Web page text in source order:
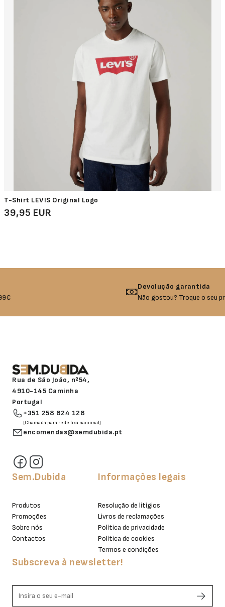
T-Shirt LEVIS Original Logo
39,95 EUR
Não gostou? Troque o seu produto!
Rua de São João, nº54,
4910-145 Caminha
Portugal
+351 258 824 128
(Chamada para rede fixa nacional)
encomendas@semdubida.pt
Sem.Dubida
Produtos
Promoções
Sobre nós
Contactos
Informações legais
Resolução de litígios
Livros de reclamações
Política de privacidade
Política de cookies
Termos e condições
Subscreva à newsletter!